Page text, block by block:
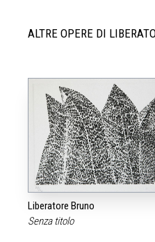
ALTRE OPERE DI
Liberatore Bruno
Senza titolo